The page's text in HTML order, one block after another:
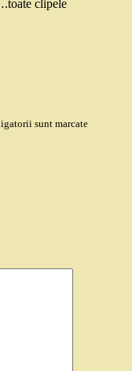
clipele
sunt marcate